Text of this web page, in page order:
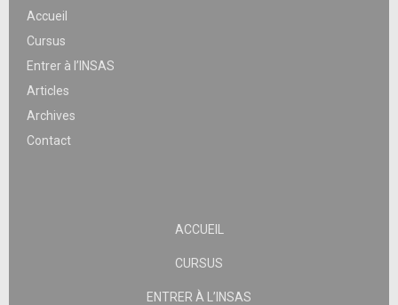
Accueil
Cursus
Entrer à l’INSAS
Articles
Archives
Contact
ACCUEIL
CURSUS
ENTRER À L’INSAS